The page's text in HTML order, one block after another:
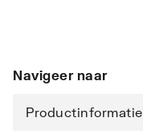
Navigeer naar
Productinformatie